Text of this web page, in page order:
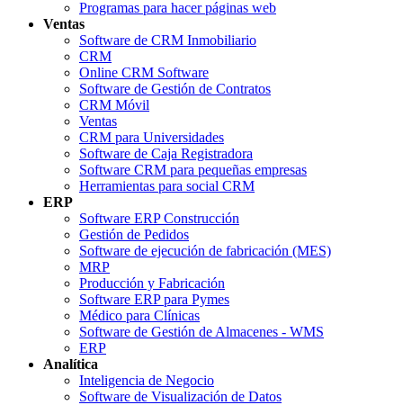
Programas para hacer páginas web
Ventas
Software de CRM Inmobiliario
CRM
Online CRM Software
Software de Gestión de Contratos
CRM Móvil
Ventas
CRM para Universidades
Software de Caja Registradora
Software CRM para pequeñas empresas
Herramientas para social CRM
ERP
Software ERP Construcción
Gestión de Pedidos
Software de ejecución de fabricación (MES)
MRP
Producción y Fabricación
Software ERP para Pymes
Médico para Clínicas
Software de Gestión de Almacenes - WMS
ERP
Analítica
Inteligencia de Negocio
Software de Visualización de Datos